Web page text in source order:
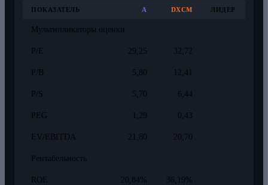
ПОКАЗАТЕЛЬ A DXCM ЛИДЕР
Мультипликаторы оценки
P/E 29,25 32,72
P/B 5,80 12,41
P/S 5,70 6,44
PEG 1,29 0,43
EV/EBITDA 21,80 20,70
Рентабельность
ROE 20,84% 36,19%